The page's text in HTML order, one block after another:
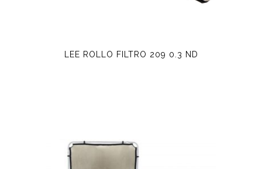
LEE ROLLO FILTRO 209 0.3 ND